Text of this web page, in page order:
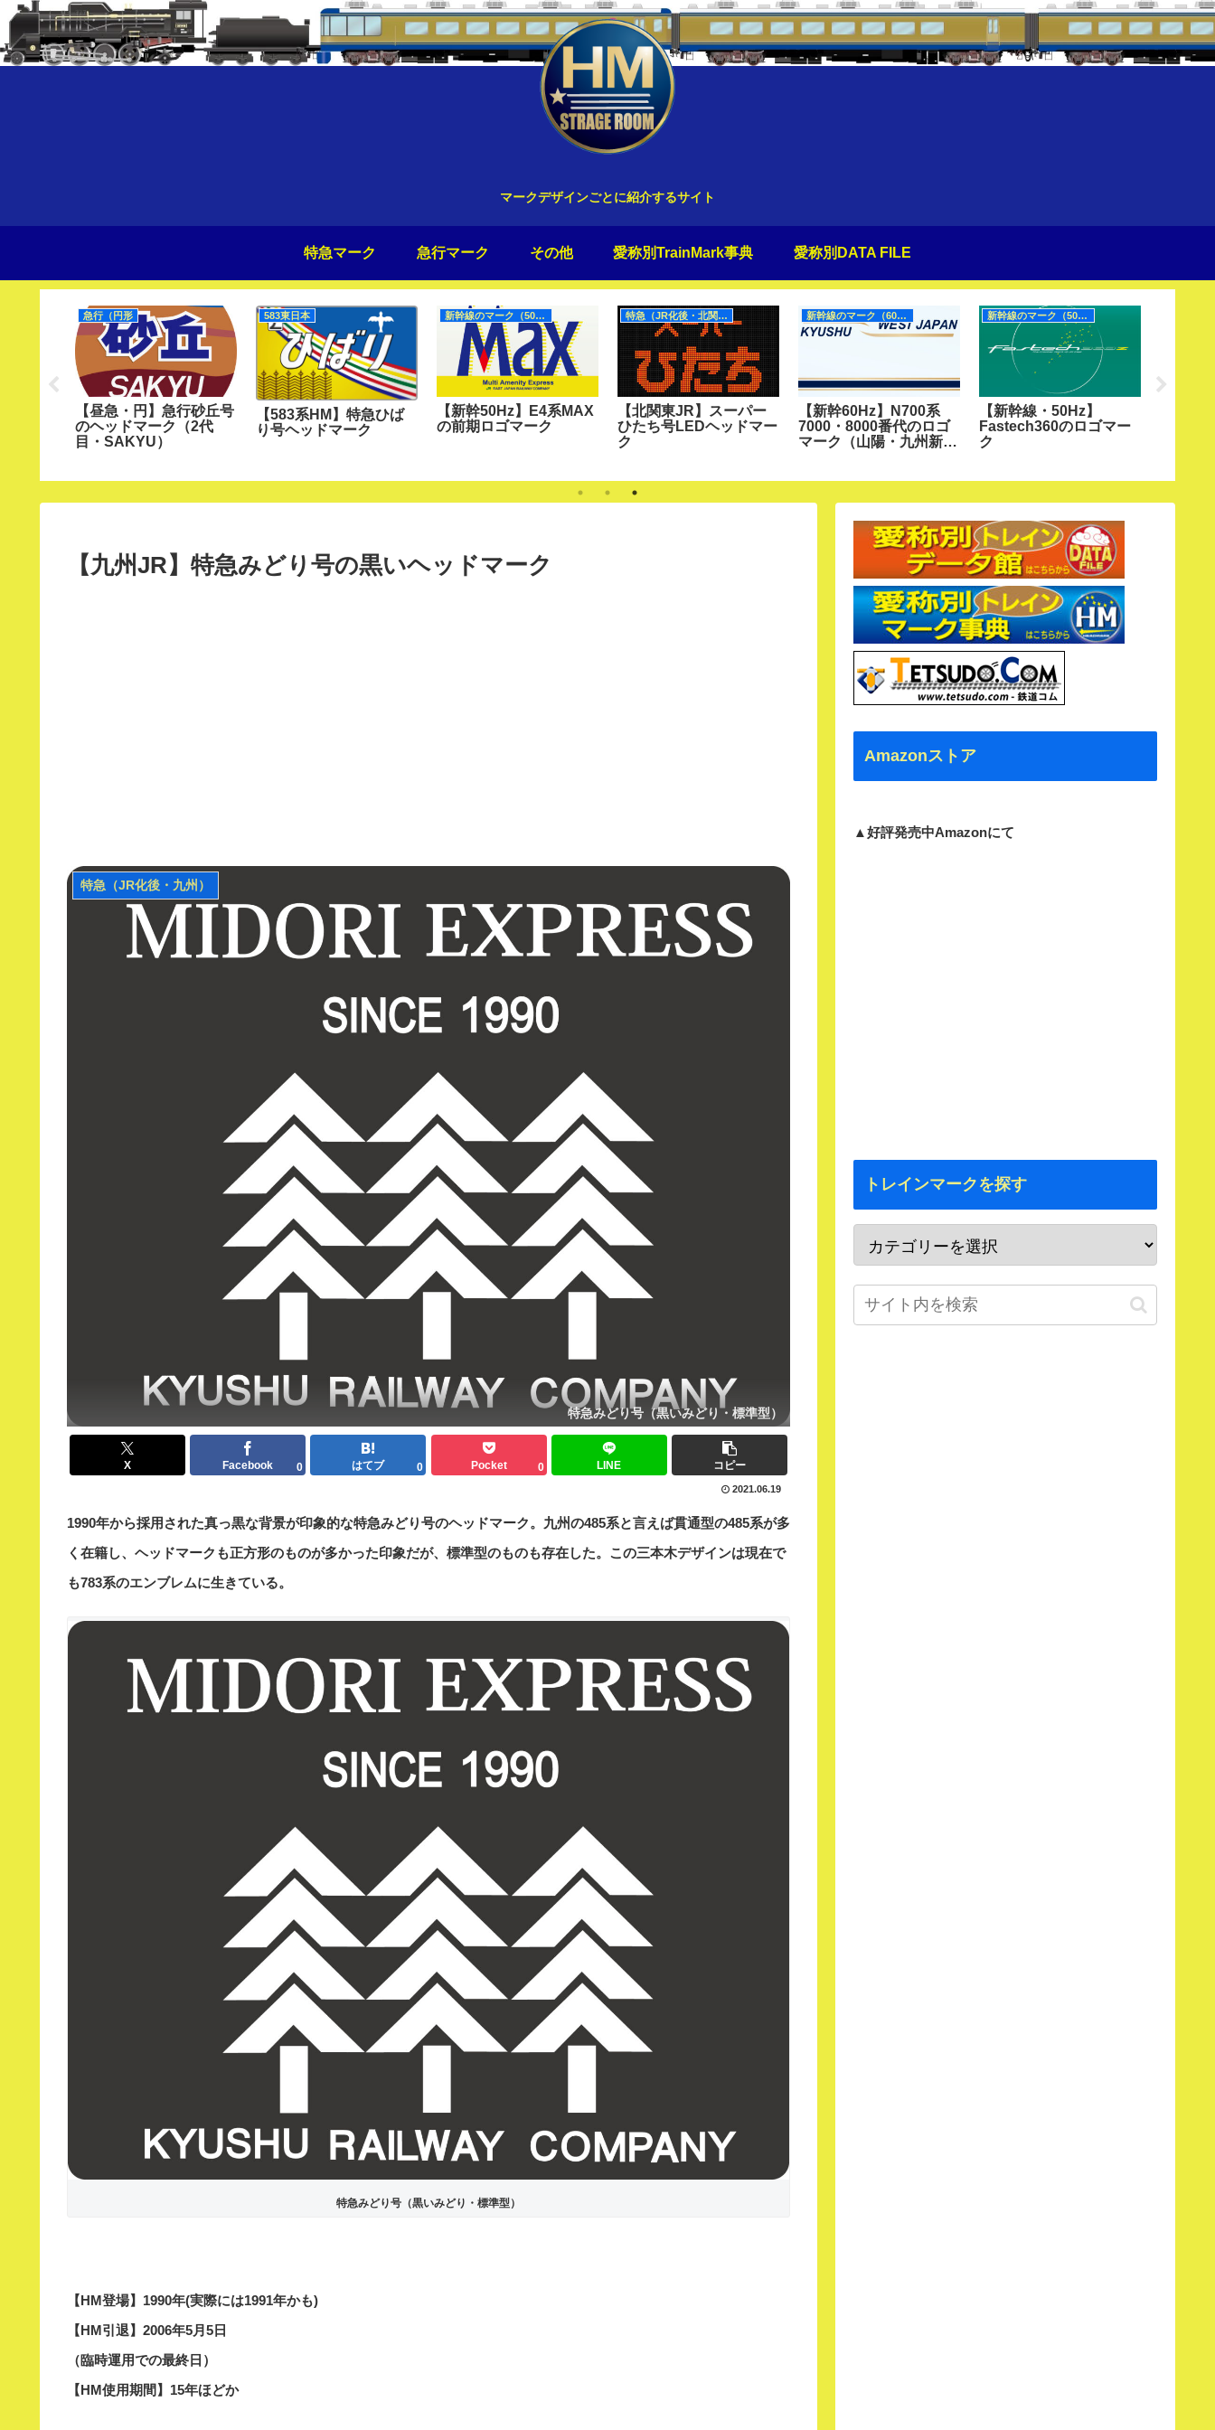
マークデザインごとに紹介するサイト
特急マーク 急行マーク その他 愛称別TrainMark事典 愛称別DATA FILE
急行（円形
【昼急・円】急行砂丘号
のヘッドマーク（2代
目・SAKYU）
583東日本
【583系HM】特急ひば
り号ヘッドマーク
新幹線のマーク（50Hz）
【新幹50Hz】E4系MAX
の前期ロゴマーク
特急（JR化後・北関東）
【北関東JR】スーパー
ひたち号LEDヘッドマー
ク
新幹線のマーク（60Hz）
【新幹60Hz】N700系
7000・8000番代のロゴ
マーク（山陽・九州新幹
新幹線のマーク（50Hz）
【新幹線・50Hz】
Fastech360のロゴマー
ク
【九州JR】特急みどり号の黒いヘッドマーク
特急（JR化後・九州）
特急みどり号（黒いみどり・標準型）
X Facebook 0 はてブ 0 Pocket 0 LINE コピー
2021.06.19
1990年から採用された真っ黒な背景が印象的な特急みどり号のヘッドマーク。九州の485系と言えば貫通型の485系が多
く在籍し、ヘッドマークも正方形のものが多かった印象だが、標準型のものも存在した。この三本木デザインは現在で
も783系のエンブレムに生きている。
特急みどり号（黒いみどり・標準型）
【HM登場】1990年(実際には1991年かも)
【HM引退】2006年5月5日
（臨時運用での最終日）
【HM使用期間】15年ほどか
Amazonストア
▲好評発売中Amazonにて
トレインマークを探す